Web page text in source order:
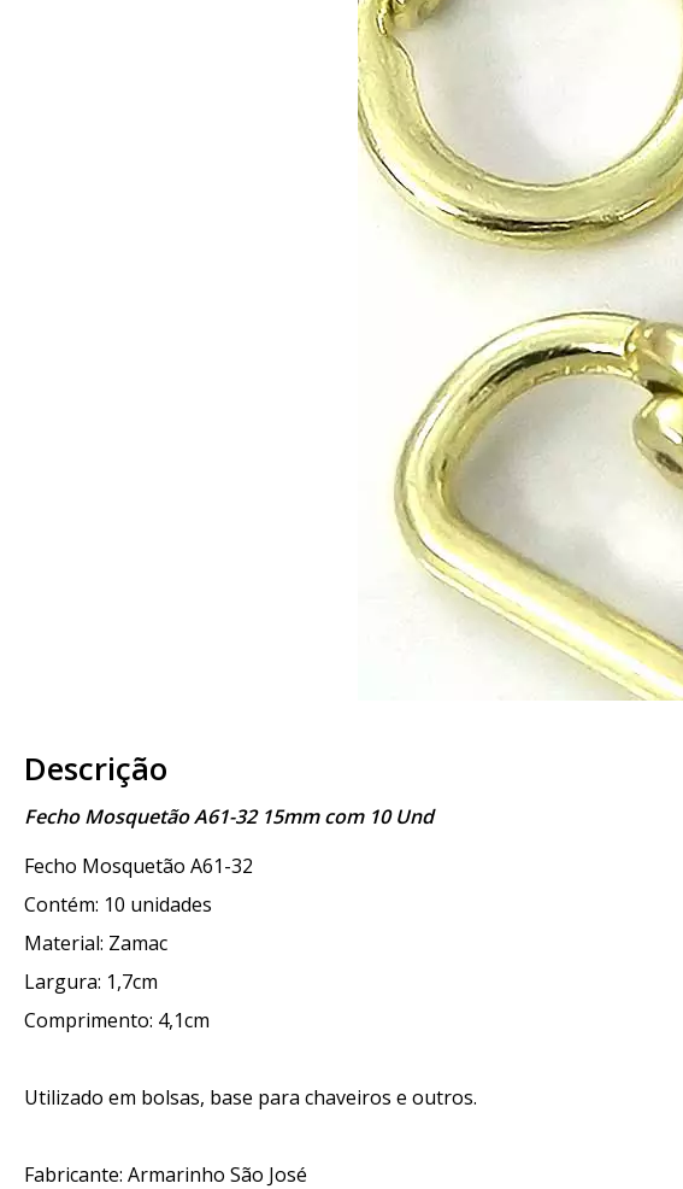
Descrição
Fecho Mosquetão A61-32 15mm com 10 Und
Fecho Mosquetão A61-32
Contém: 10 unidades
Material: Zamac
Largura: 1,7cm
Comprimento: 4,1cm
Utilizado em bolsas, base para chaveiros e outros.
Fabricante: Armarinho São José